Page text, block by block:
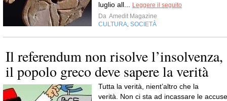
luglio all...
Leggere il seguito
Da Amedit Magazine
CULTURA SOCIETÀ
Il referendum non risolve l’insolvenza,
il popolo greco deve sapere la verità
Tutta la verità, nient’altro che la
verità. Non ci sta ad incassare le accuse